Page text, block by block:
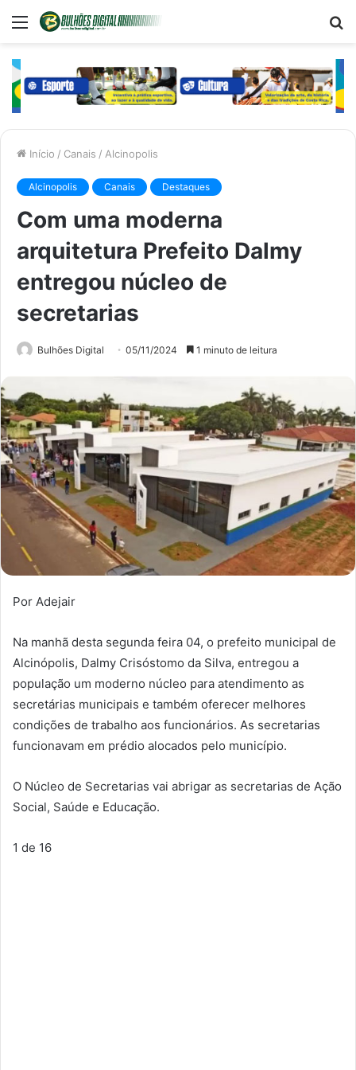
Menu
Início / Canais / Alcinopolis
Alcinopolis Canais Destaques
Com uma moderna
arquitetura Prefeito Dalmy
entregou núcleo de
secretarias
Bulhões Digital 05/11/2024 1 minuto de leitura
Por Adejair
Na manhã desta segunda feira 04, o prefeito municipal de
Alcinópolis, Dalmy Crisóstomo da Silva, entregou a
população um moderno núcleo para atendimento as
secretárias municipais e também oferecer melhores
condições de trabalho aos funcionários. As secretarias
funcionavam em prédio alocados pelo município.
O Núcleo de Secretarias vai abrigar as secretarias de Ação
Social, Saúde e Educação.
1 de 16